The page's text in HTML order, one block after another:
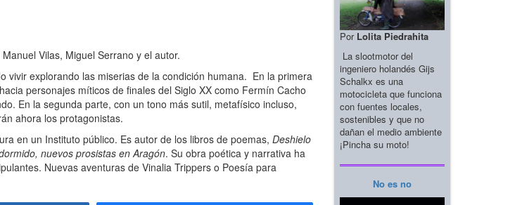
Vilas, Miguel Serrano y el autor.
vivir explorando las miserias de la condición humana. En la primera
personajes míticos de finales del Siglo XX como Fermín Cacho
En la segunda parte, con un tono más sutil, metafísico incluso,
ahora los protagonistas.
en un Instituto público. Es autor de los libros de poemas, Deshielo
nuevos prosistas en Aragón. Su obra poética y narrativa ha
Nuevas aventuras de Vinalia Trippers o Poesía para
Por Lolita Piedrahita
La slootmotor del
ingeniero holandés Gijs
Schalkx es una
motocicleta que funciona
con fuentes locales,
sostenibles y que no
dañan el medio ambiente
¡Pincha su moto!
No es no